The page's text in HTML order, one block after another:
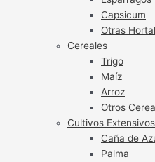
Capsicum
Otras
Cereales
Trigo
Maíz
Arroz
Otros
Cultivos Extensivos
Caña de
Palma